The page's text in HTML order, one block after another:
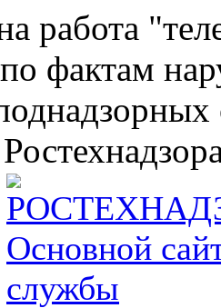
работа
фактам
Основной
службы